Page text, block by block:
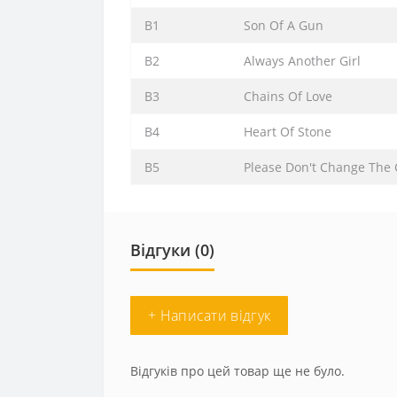
B1 Son Of A Gun
B2 Always Another Girl
B3 Chains Of Love
B4 Heart Of Stone
B5 Please Don't Change
Відгуки (0)
+ Написати відгук
Відгуків про цей товар ще не було.